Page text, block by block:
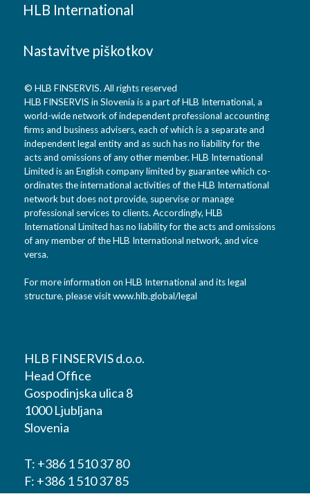
HLB International
Nastavitve piškotkov
© HLB FINSERVIS. All rights reserved
HLB FINSERVIS in Slovenia is a part of HLB International, a
world-wide network of independent professional accounting
firms and business advisers, each of which is a separate and
independent legal entity and as such has no liability for the
acts and omissions of any other member. HLB International
Limited is an English company limited by guarantee which co-
ordinates the international activities of the HLB International
network but does not provide, supervise or manage
professional services to clients. Accordingly, HLB
International Limited has no liability for the acts and omissions
of any member of the HLB International network, and vice
versa.
For more information on HLB International and its legal
structure, please visitwww.hlb.global/legal
HLB FINSERVIS d.o.o.
Head Office
Gospodinjska ulica 8
1000 Ljubljana
Slovenia
T: +386 1 510 37 80
F: +386 1 510 37 85